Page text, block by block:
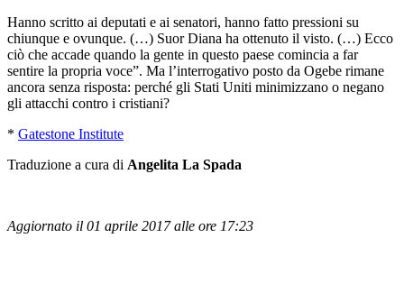
Hanno scritto ai deputati e ai senatori, hanno fatto pressioni su
chiunque e ovunque. (…) Suor Diana ha ottenuto il visto. (…) Ecco
ciò che accade quando la gente in questo paese comincia a far
sentire la propria voce”. Ma l’interrogativo posto da Ogebe rimane
ancora senza risposta: perché gli Stati Uniti minimizzano o negano
gli attacchi contro i cristiani?
* Gatestone Institute
Traduzione a cura di Angelita La Spada
Aggiornato il 01 aprile 2017 alle ore 17:23